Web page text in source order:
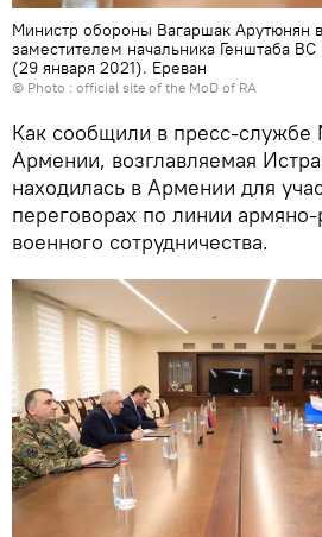
Министр обороны Вагаршак Арутюнян
заместителем начальника Генштаба
(29 января 2021). Еревaн
© Photo : official site of the MoD of RA
Как сообщили в пресс-
Армении, возглавляемая
находилась в Армении для
переговорах по линии армяно-
военного сотрудничества.